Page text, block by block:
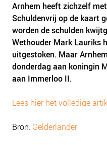
Arnhem heeft zichzelf
Schuldenvrij op de kaart
worden de schulden
Wethouder Mark Lauriks
uitgestoken. Maar
donderdag aan koningin
aan Immerloo II.
Lees hier het volledige
Bron: Gelderlander